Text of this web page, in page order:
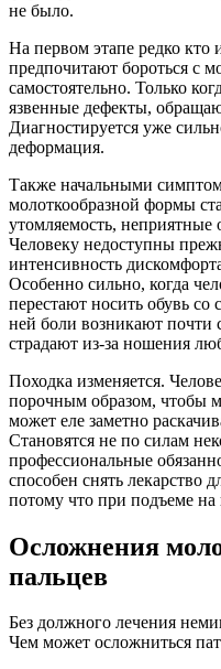
не было.
На первом этапе редко кто
предпочитают бороться с
самостоятельно. Только
язвенные дефекты,
Диагностируется уже
деформация.
Также начальными
молоткообразной формы
утомляемость,
Человеку недоступны
интенсивность
Особенно сильно, когда
перестают носить обувь
ней боли возникают почти
страдают из-за ношения
Походка изменяется.
порочным образом, чтобы
может еле заметно
Становятся не по силам
профессиональные
способен снять лекарство
потому что при подъеме на
Осложнения
пальцев
Без должного лечения
Чем может осложниться